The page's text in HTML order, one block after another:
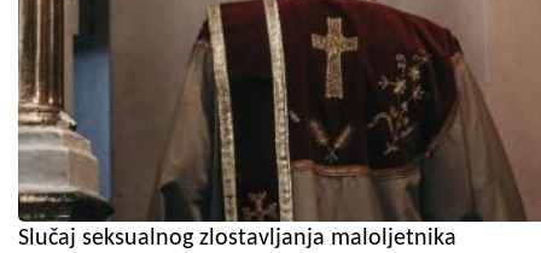
Slučaj seksualnog zlostavljanja maloljetnika